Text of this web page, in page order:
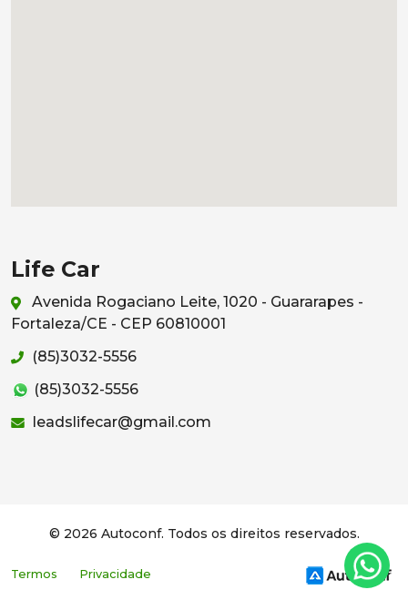
Life Car
Avenida Rogaciano Leite, 1020 - Guararapes -
Fortaleza/CE - CEP 60810001
(85)3032-5556
(85)3032-5556
leadslifecar@gmail.com
© 2026 Autoconf. Todos os direitos reservados.
Termos Privacidade